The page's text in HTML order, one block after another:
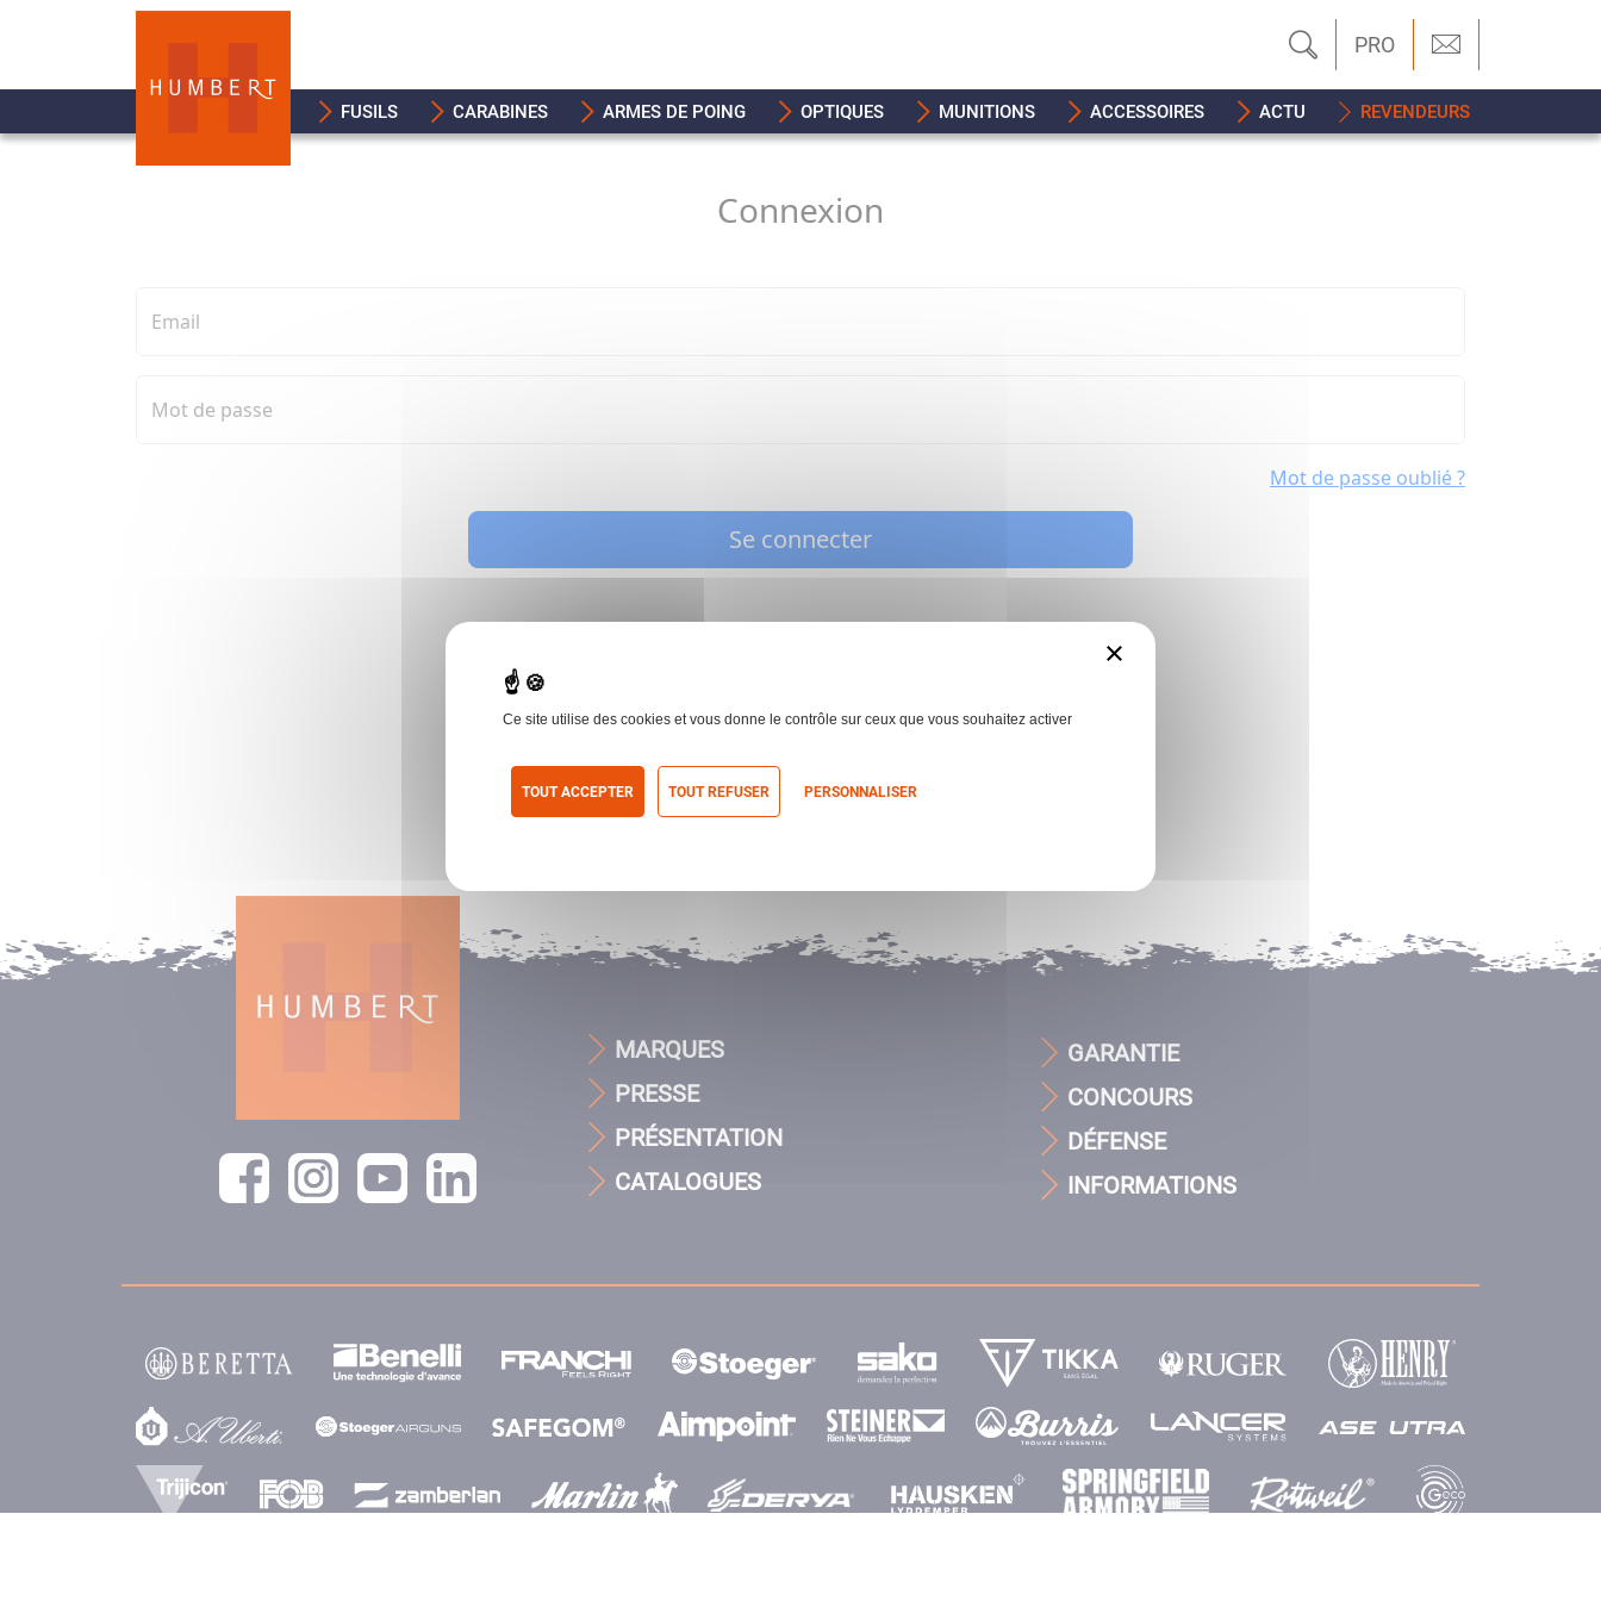
PRO
FUSILS CARABINES ARMES DE POING OPTIQUES MUNITIONS ACCESSOIRES ACTU REVENDEURS
Connexion
Email
Mot de passe
Mot de passe oublié ?
Se connecter
MARQUES
PRESSE
PRÉSENTATION
CATALOGUES
GARANTIE
CONCOURS
DÉFENSE
INFORMATIONS
×
Ce site utilise des cookies et vous donne le contrôle sur ceux que vous souhaitez activer
TOUT ACCEPTER TOUT REFUSER PERSONNALISER